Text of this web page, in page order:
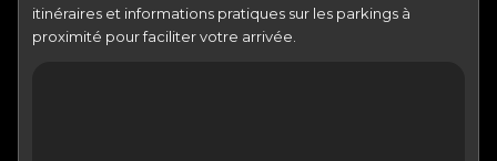
itinéraires et informations pratiques sur les parkings à
proximité pour faciliter votre arrivée.